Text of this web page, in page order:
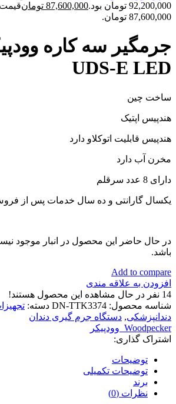
92,200,000 تومان بود.
87,600,000 تومان
87,600,000 تومان.
جرمگیر سه کاره
UDS-E LED
ساخت چین
هندپیس اپتیک
هندپیس قابلیت اتوکلاو دارد
مخرن آب دارد
دارای 8 عدد سرقلم
یکسال گارانتی و ده سال خدمات پس از
در حال حاضر این محصول در انبار موجود
باشد.
Add to compare
افزودن به علاقه مندی
14 نفر در حال مشاهده این محصول هستند!
شناسه محصول: DN-TTK3374 دسته:
دندانپزشکی, دستگاه جرم گیری دندان
Woodpecker_وودپیکر
اشتراک گذاری:
توضیحات
توضیحات تکمیلی
برند
نظرات (0)